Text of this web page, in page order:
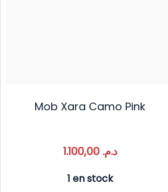
Mob Xara Camo Pink
د.م. 1.100,00
1 en stock